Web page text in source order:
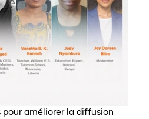
pour améliorer la diffusion